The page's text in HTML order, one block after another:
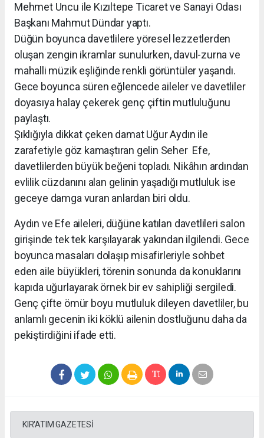
Mehmet Uncu ile Kızıltepe Ticaret ve Sanayi Odası
Başkanı Mahmut Dündar yaptı.
Düğün boyunca davetlilere yöresel lezzetlerden
oluşan zengin ikramlar sunulurken, davul-zurna ve
mahalli müzik eşliğinde renkli görüntüler yaşandı.
Gece boyunca süren eğlencede aileler ve davetliler
doyasıya halay çekerek genç çiftin mutluluğunu
paylaştı.
Şıklığıyla dikkat çeken damat Uğur Aydın ile
zarafetiyle göz kamaştıran gelin Seher Efe,
davetlilerden büyük beğeni topladı. Nikâhın ardından
evlilik cüzdanını alan gelinin yaşadığı mutluluk ise
geceye damga vuran anlardan biri oldu.
Aydın ve Efe aileleri, düğüne katılan davetlileri salon
girişinde tek tek karşılayarak yakından ilgilendi. Gece
boyunca masaları dolaşıp misafirleriyle sohbet
eden aile büyükleri, törenin sonunda da konuklarını
kapıda uğurlayarak örnek bir ev sahipliği sergiledi.
Genç çifte ömür boyu mutluluk dileyen davetliler, bu
anlamlı gecenin iki köklü ailenin dostluğunu daha da
pekiştirdiğini ifade etti.
KIR'ATIM GAZETESİ